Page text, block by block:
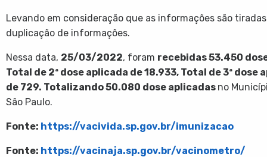
Levando em consideração que as informações são
duplicação de informações.
Nessa data, 25/03/2022, foram recebidas53.450
Total de 2ª dose aplicada de18.933, Total de 3ª dose
de 729. Totalizando50.080 dose aplicadas no
São Paulo.
Fonte: https://vacivida.sp.gov.br/imunizacao
Fonte: https://vacinaja.sp.gov.br/vacinometro/